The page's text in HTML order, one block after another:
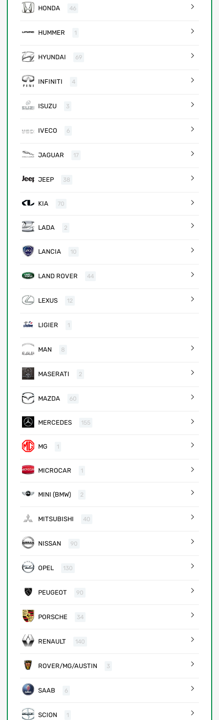
HONDA 46
HUMMER 1
HYUNDAI 69
INFINITI 4
ISUZU 3
IVECO 6
JAGUAR 17
JEEP 38
KIA 70
LADA 2
LANCIA 10
LAND ROVER 44
LEXUS 12
LIGIER 1
MAN 8
MASERATI 2
MAZDA 60
MERCEDES 155
MG 1
MICROCAR 1
MINI (BMW) 2
MITSUBISHI 40
NISSAN 90
OPEL 130
PEUGEOT 90
PORSCHE 34
RENAULT 140
ROVER/MG/AUSTIN 3
SAAB 6
SCION 1